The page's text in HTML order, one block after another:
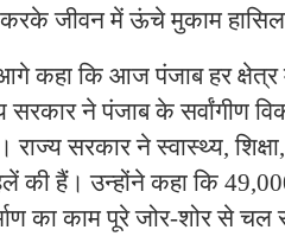
करके जीवन में ऊंचे मुकाम
कहा कि आज पंजाब हर क्षेत्र
सरकार ने पंजाब के सर्वांगीण
सरकार ने स्वास्थ्य,
की हैं। उन्होंने कहा कि
का काम पूरे जोर-शोर से चल